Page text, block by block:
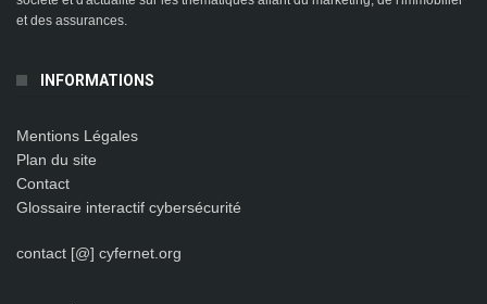
et des assurances.
INFORMATIONS
Mentions Légales
Plan du site
Contact
Glossaire interactif cybersécurité
contact [@] cyfernet.org